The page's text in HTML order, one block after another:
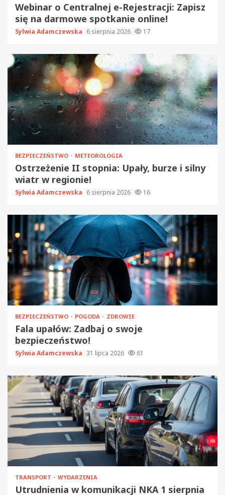
Webinar o Centralnej e-Rejestracji: Zapisz
się na darmowe spotkanie online!
Sylwia Adamczewska 6 sierpnia 2026 17
BEZPIECZEŃSTWO METEOROLOGIA
Ostrzeżenie II stopnia: Upały, burze i silny
wiatr w regionie!
Sylwia Adamczewska 6 sierpnia 2026 16
BEZPIECZEŃSTWO POGODA ZDROWIE
Fala upałów: Zadbaj o swoje
bezpieczeństwo!
Sylwia Adamczewska 31 lipca 2026 61
TRANSPORT WYDARZENIA
Utrudnienia w komunikacji NKA 1 sierpnia